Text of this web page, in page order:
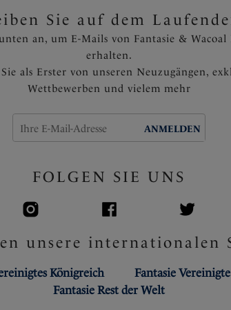
Sie auf dem
an, um E-Mails von Fantasie &
erhalten.
als Erster von unseren Neuzugängen,
Wettbewerben und vielem mehr
ANMELDEN
FOLGEN SIE UNS
unsere internationalen
Königreich
Fantasie
Fantasie Rest der Welt